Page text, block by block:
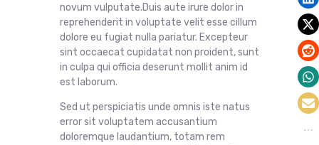
novum vulputate.Duis aute irure dolor in
reprehenderit in voluptate velit esse cillum
dolore eu fugiat nulla pariatur. Excepteur
sint occaecat cupidatat non proident, sunt
in culpa qui officia deserunt mollit anim id
est laborum.
Sed ut perspiciatis unde omnis iste natus
error sit voluptatem accusantium
doloremque laudantium, totam rem